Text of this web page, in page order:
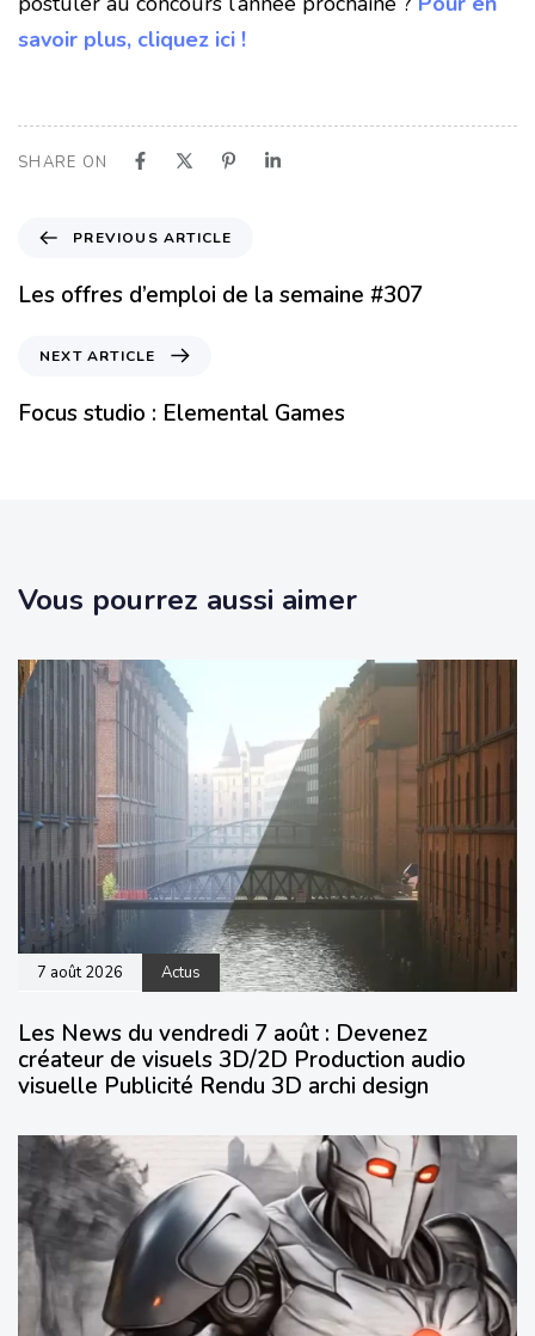
savoir plus, cliquez ici !
SHARE ON
PREVIOUS ARTICLE
Les offres d’emploi de la semaine #307
NEXT ARTICLE
Focus studio : Elemental Games
Vous pourrez aussi aimer
7 août 2026 Actus
Les News du vendredi 7 août : Devenez
créateur de visuels 3D/2D Production audio
visuelle Publicité Rendu 3D archi design